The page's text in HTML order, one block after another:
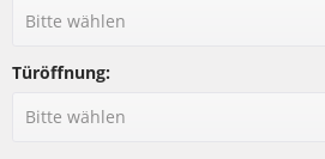
Türöffnung: